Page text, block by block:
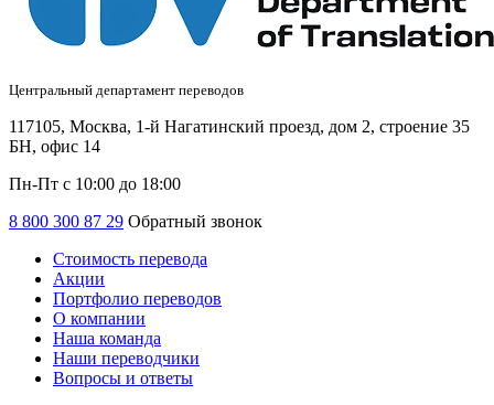
Центральный департамент переводов
117105, Москва, 1-й Нагатинский проезд, дом 2, строение 35
БН, офис 14
Пн-Пт с 10:00 до 18:00
8 800 300 87 29 Обратный звонок
Стоимость перевода
Акции
Портфолио переводов
О компании
Наша команда
Наши переводчики
Вопросы и ответы